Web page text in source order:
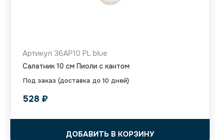
Под заказ (доставка до 10 дней)
Артикул 36AP10 PL blue
Салатник 10 см Пиоли с кантом
528 ₽
ДОБАВИТЬ В КОРЗИНУ